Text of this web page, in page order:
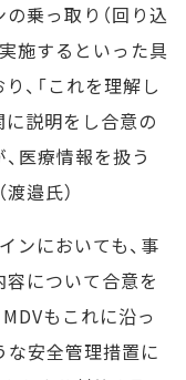
乗っ取り（回り込
施するといった具
、「これを理解し
説明をし合意の
医療情報を扱う
邉氏）
ンにおいても、事
について合意を
もこれに沿っ
な安全管理措置に